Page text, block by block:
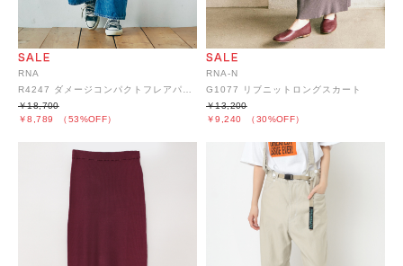
RNA
R4247 ダメージコンパクトフレアパンツ
￥8,789 （53%OFF）
￥18,700
RNA-N
G1077 リブニットロングスカート
￥9,240 （30%OFF）
￥13,200